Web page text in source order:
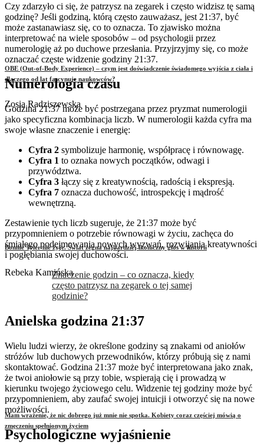
OBE (Out-of-Body Experience) – czym jest doświadczenie świadomego wyjścia z ciała i
dlaczego od lat fascynuje naukowców?
Zosia Radziszewska
Bonnie Tyler nie żyje. Świat żegna najbardziej ikoniczny głos w historii
Rebeka Kamińska
Mam wrażenie, że nic dobrego już mnie nie spotka. Kobiety coraz częściej mówią o
zmęczeniu spełnionym życiem
Czy zdarzyło ci się, że patrzysz na zegarek i często widzisz tę samą
godzinę? Jeśli godziną, którą często zauważasz, jest 21:37, być
może zastanawiasz się, co to oznacza. To zjawisko można
interpretować na wiele sposobów – od psychologii przez
numerologię aż po duchowe przesłania. Przyjrzyjmy się, co może
oznaczać częste widzenie godziny 21:37.
Numerologia czasu
Godzina 21:37 może być postrzegana przez pryzmat numerologii
jako specyficzna kombinacja liczb. W numerologii każda cyfra ma
swoje własne znaczenie i energię:
Cyfra 2 symbolizuje harmonię, współpracę i równowagę.
Cyfra 1 to oznaka nowych początków, odwagi i
przywództwa.
Cyfra 3 łączy się z kreatywnością, radością i ekspresją.
Cyfra 7 oznacza duchowość, introspekcję i mądrość
wewnętrzną.
Zestawienie tych liczb sugeruje, że 21:37 może być
przypomnieniem o potrzebie równowagi w życiu, zachęca do
śmiałego podejmowania nowych wyzwań, rozwijania kreatywności
i pogłębiania swojej duchowości.
Znaczenie godzin – co oznacza, kiedy
często patrzysz na zegarek o tej samej
godzinie?
Anielska godzina 21:37
Wielu ludzi wierzy, że określone godziny są znakami od aniołów
stróżów lub duchowych przewodników, którzy próbują się z nami
skontaktować. Godzina 21:37 może być interpretowana jako znak,
że twoi aniołowie są przy tobie, wspierają cię i prowadzą w
kierunku twojego życiowego celu. Widzenie tej godziny może być
przypomnieniem, aby zaufać swojej intuicji i otworzyć się na nowe
możliwości.
Psychologiczne wyjaśnienie